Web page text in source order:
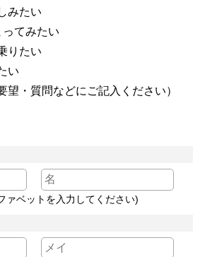
みたい
てみたい
りたい
い
望・質問などにご記入ください）
ァベットを入力してください)